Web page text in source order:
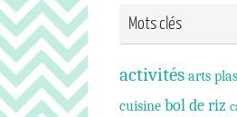
Mots clés
activités arts
cuisine bol de riz